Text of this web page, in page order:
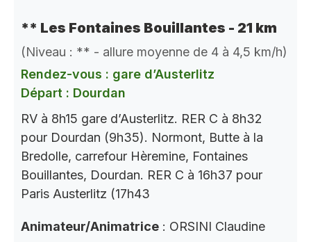
** Les Fontaines Bouillantes - 21 km
(Niveau : ** - allure moyenne de 4 à 4,5 km/h)
Rendez-vous : gare d’Austerlitz
Départ : Dourdan
RV à 8h15 gare d’Austerlitz. RER C à 8h32
pour Dourdan (9h35). Normont, Butte à la
Bredolle, carrefour Hèremine, Fontaines
Bouillantes, Dourdan. RER C à 16h37 pour
Paris Austerlitz (17h43
Animateur/Animatrice : ORSINI Claudine